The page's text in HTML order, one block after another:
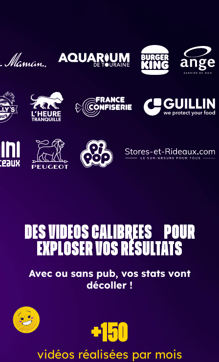
Des vidéos calibrées pour
exploser vos résultats
Avec ou sans pub, vos stats vont
décoller !
+150
vidéos réalisées par mois